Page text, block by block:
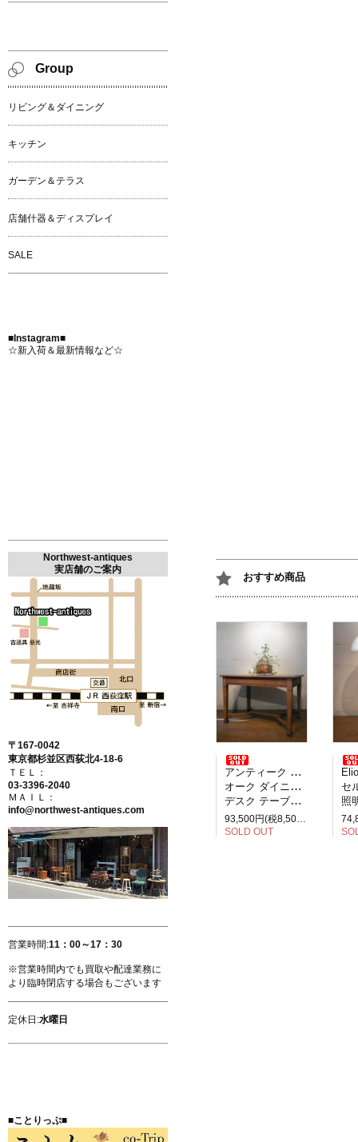
おすすめ商品
アンティーク イギリス製
オーク ダイニングテーブル
デスク テーブル 2人掛け
93,500円(税8,500円)
SOLD OUT
Elio
セル
照明
Group
リビング＆ダイニング
キッチン
ガーデン＆テラス
店舗什器＆ディスプレイ
SALE
■Instagram■
☆新入荷＆最新情報など☆
Northwest-antiques
実店舗のご案内
〒167-0042
東京都杉並区西荻北4-18-6
ＴＥＬ：
03-3396-2040
ＭＡＩＬ：
info@northwest-antiques.com
営業時間:11：00～17：30
※営業時間内でも買取や配達業務に
より臨時閉店する場合もございます
定休日:水曜日
■ことりっぷ■